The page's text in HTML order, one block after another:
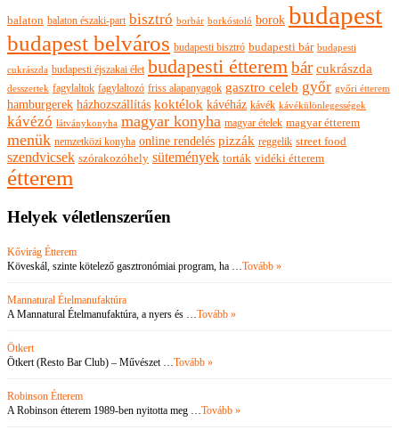
balaton balaton északi-part bisztró borbár borkóstoló borok budapest
budapest belváros budapesti bisztró budapesti bár budapesti
cukrászda budapesti éjszakai élet budapesti étterembár cukrászda
desszertek fagylaltok fagylaltozó friss alapanyagok gasztro celeb győr győri étterem
hamburgerek házhozszállítás koktélok kávéház kávék kávékülönlegességek
kávézó látványkonyha magyar konyha magyar ételek magyar étterem
menük nemzetközi konyha online rendelés pizzák reggelik street food
szendvicsek szórakozóhely sütemények torták vidéki étterem
étterem
Helyek véletlenszerűen
Kővirág Étterem
Köveskál, szinte kötelező gasztronómiai program, ha …Tovább »
Mannatural Ételmanufaktúra
A Mannatural Ételmanufaktúra, a nyers és …Tovább »
Ötkert
Ötkert (Resto Bar Club) – Művészet …Tovább »
Robinson Étterem
A Robinson étterem 1989-ben nyitotta meg …Tovább »